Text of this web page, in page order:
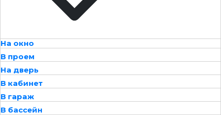
На окно
В проем
На дверь
В кабинет
В гараж
В бассейн